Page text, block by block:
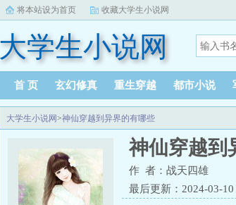
将本站设为首页 收藏大学生小说网
大学生小说网
首 页 玄幻修真 重生穿越 都市小说
大学生小说网>神仙穿越到异界的有哪些
神仙穿越到
作 者：战天四雄
最后更新：2024-03-10